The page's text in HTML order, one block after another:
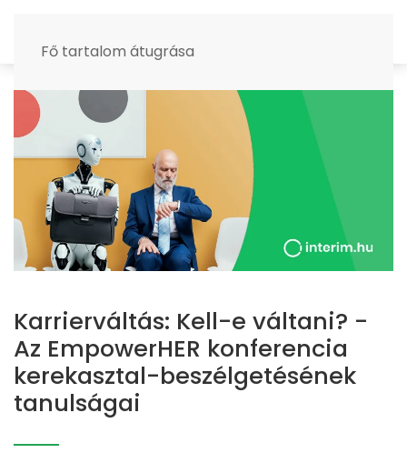
Fő tartalom átugrása
Karrierváltás: Kell-e váltani? -
Az EmpowerHER konferencia
kerekasztal-beszélgetésének
tanulságai